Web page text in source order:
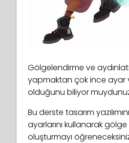
Gölgelendirme ve
yapmaktan çok ince ayar
olduğunu biliyor
Bu derste tasarım
ayarlarını kullanarak
oluşturmayı